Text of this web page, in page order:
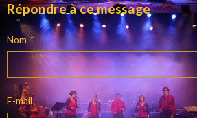
Répondre à ce message
Nom
E-mail